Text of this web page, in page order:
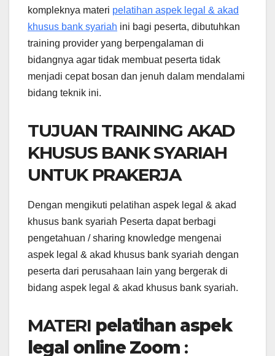
kompleknya materi pelatihan aspek legal & akad
khusus bank syariah ini bagi peserta, dibutuhkan
training provider yang berpengalaman di
bidangnya agar tidak membuat peserta tidak
menjadi cepat bosan dan jenuh dalam mendalami
bidang teknik ini.
TUJUAN TRAINING AKAD
KHUSUS BANK SYARIAH
UNTUK PRAKERJA
Dengan mengikuti pelatihan aspek legal & akad
khusus bank syariah Peserta dapat berbagi
pengetahuan / sharing knowledge mengenai
aspek legal & akad khusus bank syariah dengan
peserta dari perusahaan lain yang bergerak di
bidang aspek legal & akad khusus bank syariah.
MATERI pelatihan aspek
legal online Zoom :